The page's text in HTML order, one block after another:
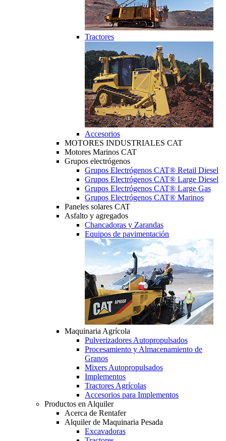
Tractores
Accesorios
MOTORES INDUSTRIALES CAT
Motores Marinos CAT
Grupos electrógenos
Grupos Electrógenos CAT® Retail Diesel
Grupos Electrógenos CAT® Large Diesel
Grupos Electrógenos CAT® Large Gas
Grupos Electrógenos CAT® Marinos
Paneles solares CAT
Asfalto y agregados
Chancadoras y Zarandas
Equipos de pavimentación
Maquinaria Agrícola
Pulverizadores Autopropulsados
Procesamiento y Almacenamiento de
Granos
Mixers Autopropulsados
Implementos
Tractores Agrícolas
Accesorios para Implementos
Productos en Alquiler
Acerca de Rentafer
Alquiler de Maquinaria Pesada
Excavadoras